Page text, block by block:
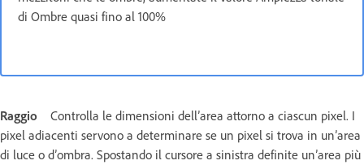
di Ombre quasi fino al 100%
Raggio
Controlla le dimensioni dell’area attorno a ciascun pixel. I
pixel adiacenti servono a determinare se un pixel si trova in un’area
di luce o d’ombra. Spostando il cursore a sinistra definite un’area più